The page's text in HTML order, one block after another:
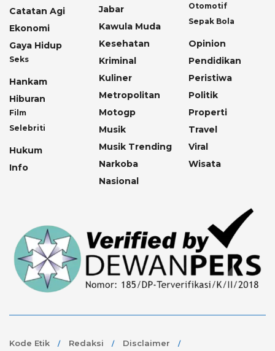
Catatan Agi
Ekonomi
Gaya Hidup
Seks
Hankam
Hiburan
Film
Selebriti
Hukum
Info
Jabar
Kawula Muda
Kesehatan
Kriminal
Kuliner
Metropolitan
Motogp
Musik
Musik Trending
Narkoba
Nasional
Otomotif
Sepak Bola
Opinion
Pendidikan
Peristiwa
Politik
Properti
Travel
Viral
Wisata
Kode Etik Redaksi Disclaimer